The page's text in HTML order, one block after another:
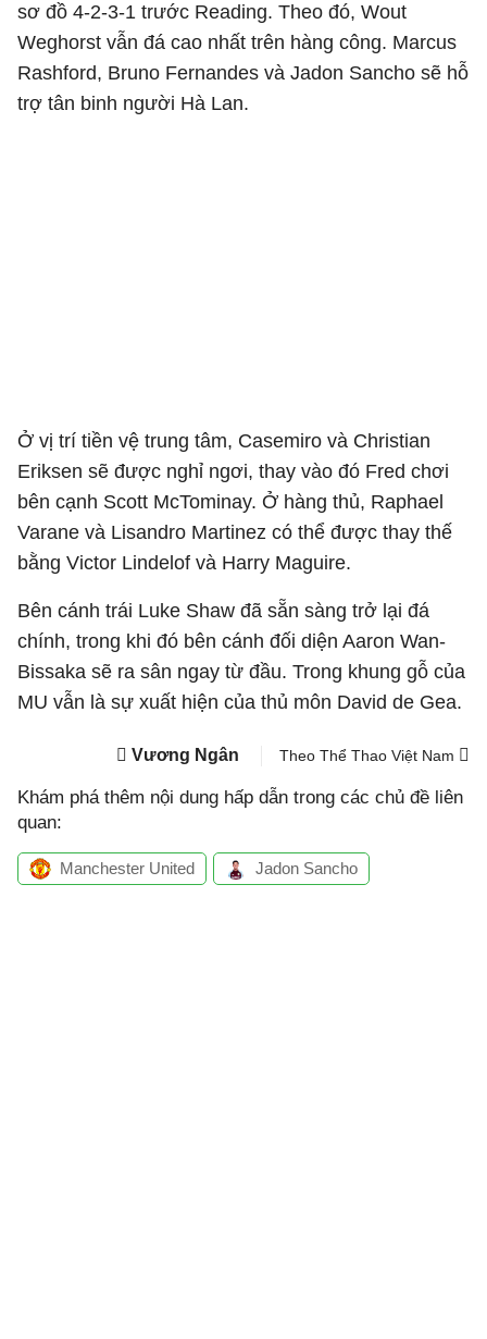
sơ đồ 4-2-3-1 trước Reading. Theo đó, Wout
Weghorst vẫn đá cao nhất trên hàng công. Marcus
Rashford, Bruno Fernandes và Jadon Sancho sẽ hỗ
trợ tân binh người Hà Lan.
Ở vị trí tiền vệ trung tâm, Casemiro và Christian
Eriksen sẽ được nghỉ ngơi, thay vào đó Fred chơi
bên cạnh Scott McTominay. Ở hàng thủ, Raphael
Varane và Lisandro Martinez có thể được thay thế
bằng Victor Lindelof và Harry Maguire.
Bên cánh trái Luke Shaw đã sẵn sàng trở lại đá
chính, trong khi đó bên cánh đối diện Aaron Wan-
Bissaka sẽ ra sân ngay từ đầu. Trong khung gỗ của
MU vẫn là sự xuất hiện của thủ môn David de Gea.
Vương Ngân Theo Thể Thao Việt Nam
Khám phá thêm nội dung hấp dẫn trong các chủ đề liên
quan:
Manchester United Jadon Sancho